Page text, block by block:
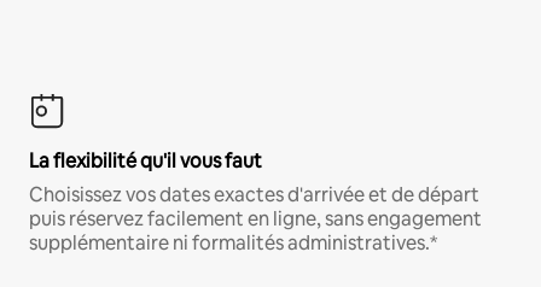
La flexibilité qu'il vous faut
Choisissez vos dates exactes d'arrivée et de départ
puis réservez facilement en ligne, sans engagement
supplémentaire ni formalités administratives.*